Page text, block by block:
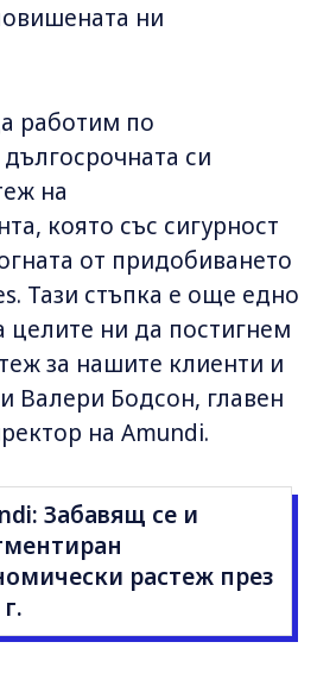
ни
работим по
си
на
която със сигурност
от придобиването
Тази стъпка е още едно
ни да постигнем
за нашите клиенти и
Валери Бодсон, главен
на Amundi.
Забавящ се и
растеж през